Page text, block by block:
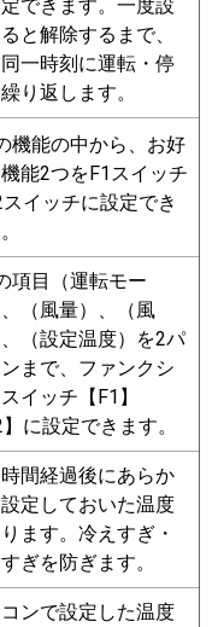
できます。一度設
と解除するまで、
一時刻に運転・停
り返します。
機能の中から、お好
能2つをF1スイッチ
スイッチに設定でき
項目（運転モー
、（風量）、（風
（設定温度）を2パ
まで、ファンクシ
イッチ【F1】
】に設定できます。
間経過後にあらか
定しておいた温度
ます。冷えすぎ・
ぎを防ぎます。
ンで設定した温度